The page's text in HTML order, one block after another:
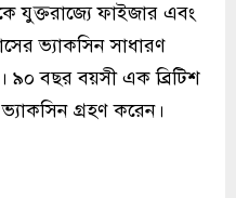
যুক্তরাজ্যে ফাইজার এবং
ভ্যাকসিন সাধারণ
বছর বয়সী এক ব্রিটিশ
গ্রহণ করেন।